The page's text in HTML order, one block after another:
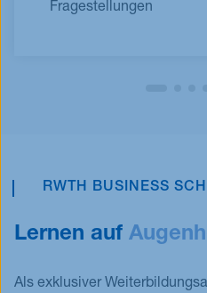
Fragestellungen
RWTH BUSINESS
Lernen auf
Als exklusiver